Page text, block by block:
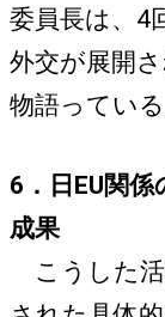
委員長は、4
外交が展開
物語っている
6．日EU関
成果
こうした活